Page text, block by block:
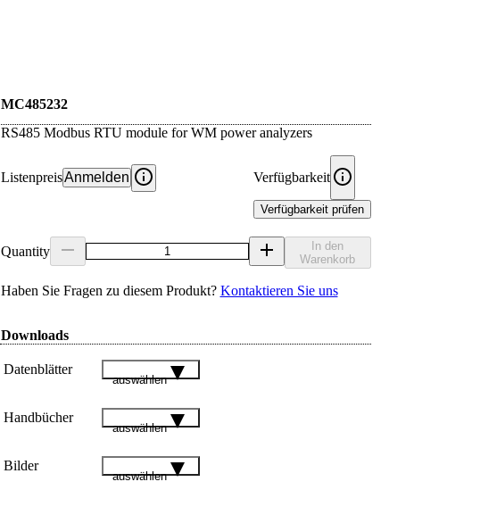
MC485232
RS485 Modbus RTU module for WM power analyzers
ListenpreisAnmelden Verfügbarkeit
Verfügbarkeit prüfen
Quantity
In den
Warenkorb
Haben Sie Fragen zu diesem Produkt? Kontaktieren Sie uns
Downloads
Datenblätter
auswählen
Handbücher
auswählen
Bilder
auswählen